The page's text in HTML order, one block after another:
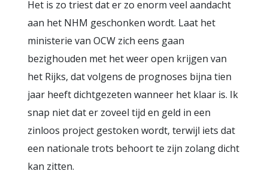
Het is zo triest dat er zo enorm veel aandacht
aan het NHM geschonken wordt. Laat het
ministerie van OCW zich eens gaan
bezighouden met het weer open krijgen van
het Rijks, dat volgens de prognoses bijna tien
jaar heeft dichtgezeten wanneer het klaar is. Ik
snap niet dat er zoveel tijd en geld in een
zinloos project gestoken wordt, terwijl iets dat
een nationale trots behoort te zijn zolang dicht
kan zitten.